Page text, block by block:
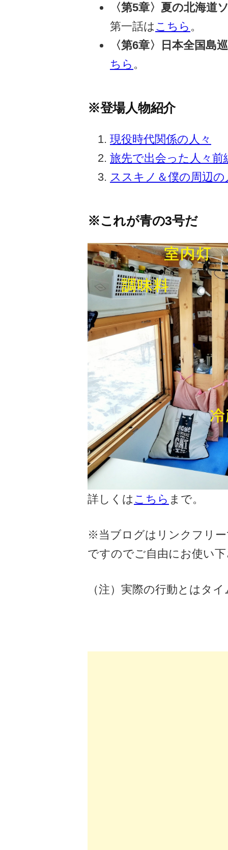
〈第5章〉夏の北海道
第一話は こちら 。
〈第6章〉日本全国島
ちら 。
※登場人物紹介
現役時代関係の人々
旅先で出会った人々前
ススキノ＆僕の周辺の
※これが青の3号だ
詳しくは こちら まで。
※当ブログはリンクフリ
ですのでご自由にお使い
（注）実際の行動とはタ